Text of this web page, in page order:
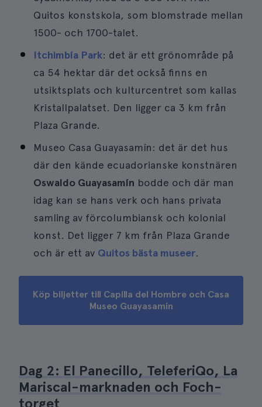
Quitos konstskola, som blomstrade mellan
1500- och 1700-talet.
Itchimbía Park: det är ett grönområde på
ca 54 hektar där det också finns en
utsiktsplats och kulturcentret som kallas
Kristallpalatset. Den ligger ca 3 km från
Plaza Grande.
Museo Casa Guayasamín: det är det hus
där den kände ecuadorianske konstnären
Oswaldo Guayasamín bodde och där man
idag kan se hans verk och hans privata
samling av förcolumbiansk och kolonial
konst. Det ligger 7 km från Plaza Grande
och är ett av Quitos bästa museer.
Köp biljetter till Capilla del Hombre och Casa
Museo Guayasamín
Dag 2: El Panecillo, TeleferiQo, La
Mariscal-marknaden och Foch-
torget